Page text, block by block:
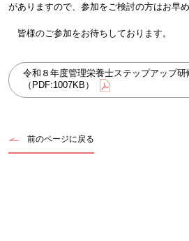
がありますので、参加をご検討の方はお早
皆様のご参加をお待ちしております。
令和８年度管理栄養士ステップアップ
（PDF:1007KB）
前のページに戻る